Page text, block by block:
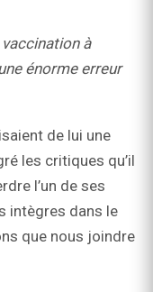
vaccination à
énorme erreur
de lui une
les critiques qu’il
l’un de ses
intègres dans le
que nous joindre